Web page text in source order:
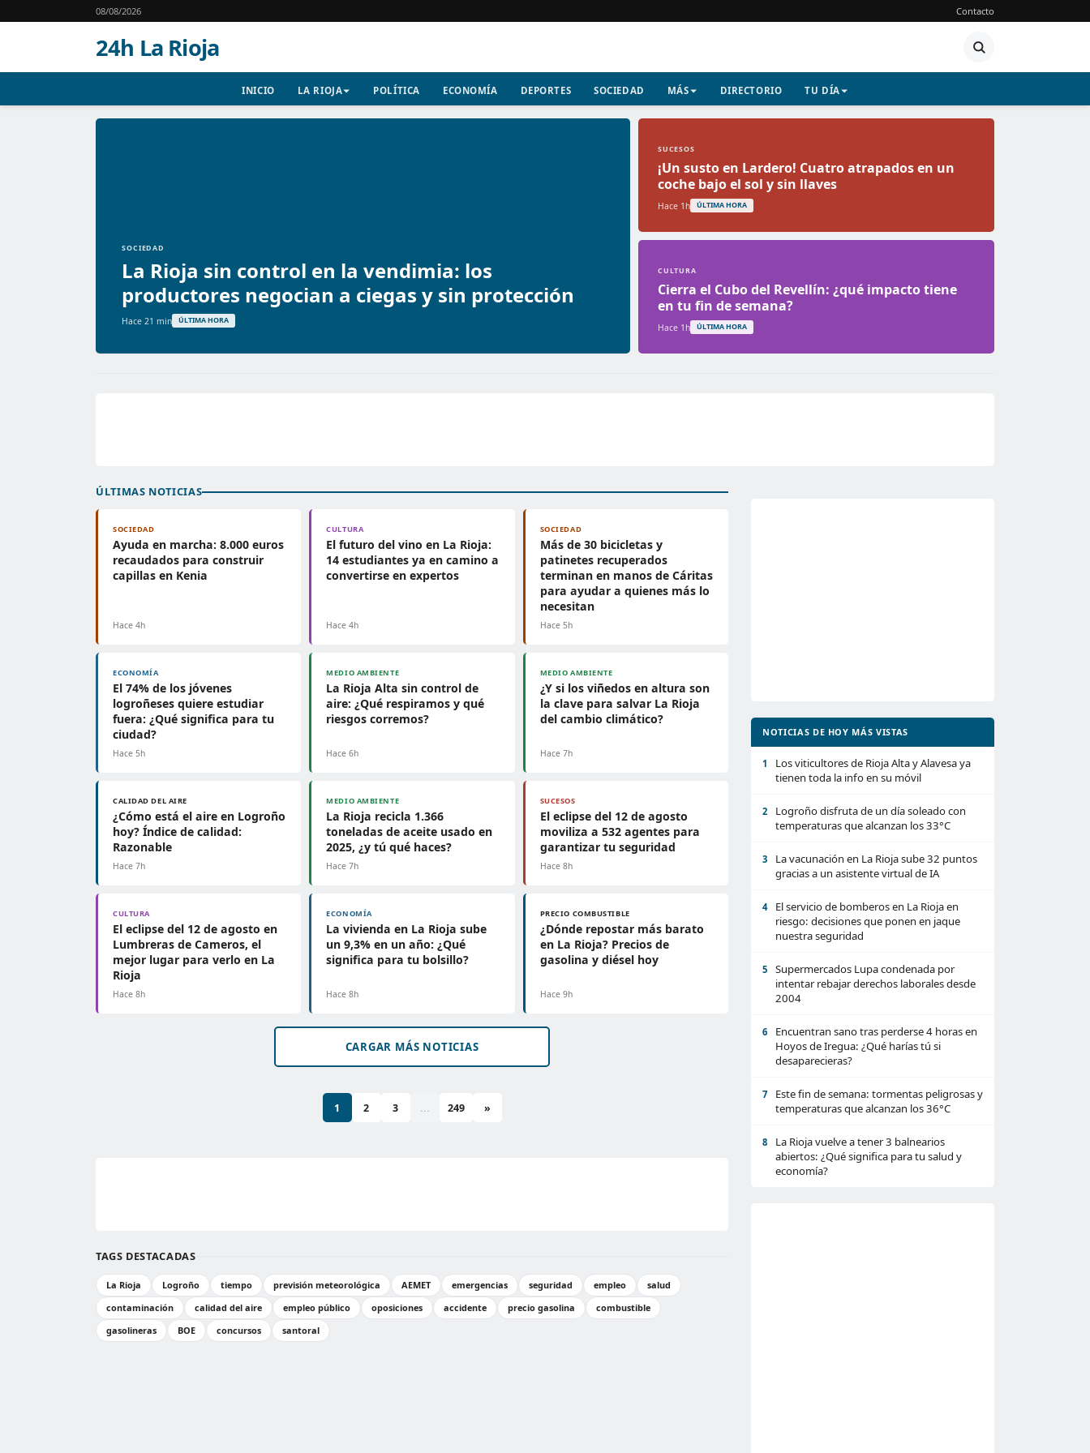
08/08/2026 Contacto
24h La Rioja
INICIO LA RIOJA POLÍTICA ECONOMÍA DEPORTES SOCIEDAD MÁS DIRECTORIO TU DÍA
SOCIEDAD
La Rioja sin control en la vendimia: los
productores negocian a ciegas y sin protección
Hace 21 min ÚLTIMA HORA
SUCESOS
¡Un susto en Lardero! Cuatro atrapados en un
coche bajo el sol y sin llaves
Hace 1h ÚLTIMA HORA
CULTURA
Cierra el Cubo del Revellín: ¿qué impacto tiene
en tu fin de semana?
Hace 1h ÚLTIMA HORA
ÚLTIMAS NOTICIAS
SOCIEDAD
Ayuda en marcha: 8.000 euros
recaudados para construir
capillas en Kenia
Hace 4h
CULTURA
El futuro del vino en La Rioja:
14 estudiantes ya en camino a
convertirse en expertos
Hace 4h
SOCIEDAD
Más de 30 bicicletas y
patinetes recuperados
terminan en manos de Cáritas
para ayudar a quienes más lo
necesitan
Hace 5h
ECONOMÍA
El 74% de los jóvenes
logroñeses quiere estudiar
fuera: ¿Qué significa para tu
ciudad?
Hace 5h
MEDIO AMBIENTE
La Rioja Alta sin control de
aire: ¿Qué respiramos y qué
riesgos corremos?
Hace 6h
MEDIO AMBIENTE
¿Y si los viñedos en altura son
la clave para salvar La Rioja
del cambio climático?
Hace 7h
CALIDAD DEL AIRE
¿Cómo está el aire en Logroño
hoy? Índice de calidad:
Razonable
Hace 7h
MEDIO AMBIENTE
La Rioja recicla 1.366
toneladas de aceite usado en
2025, ¿y tú qué haces?
Hace 7h
SUCESOS
El eclipse del 12 de agosto
moviliza a 532 agentes para
garantizar tu seguridad
Hace 8h
CULTURA
El eclipse del 12 de agosto en
Lumbreras de Cameros, el
mejor lugar para verlo en La
Rioja
Hace 8h
ECONOMÍA
La vivienda en La Rioja sube
un 9,3% en un año: ¿Qué
significa para tu bolsillo?
Hace 8h
PRECIO COMBUSTIBLE
¿Dónde repostar más barato
en La Rioja? Precios de
gasolina y diésel hoy
Hace 9h
CARGAR MÁS NOTICIAS
1 2 3 ... 249 »
TAGS DESTACADAS
La Rioja Logroño tiempo previsión meteorológica AEMET emergencias seguridad empleo
salud
contaminación
calidad del aire empleo público oposiciones accidente precio gasolina
combustible
gasolineras
BOE concursos santoral
NOTICIAS DE HOY MÁS VISTAS
1
Los viticultores de Rioja Alta y Alavesa ya
tienen toda la info en su móvil
2
Logroño disfruta de un día soleado con
temperaturas que alcanzan los 33°C
3
La vacunación en La Rioja sube 32 puntos
gracias a un asistente virtual de IA
4
El servicio de bomberos en La Rioja en
riesgo: decisiones que ponen en jaque
nuestra seguridad
5
Supermercados Lupa condenada por
intentar rebajar derechos laborales desde
2004
6
Encuentran sano tras perderse 4 horas en
Hoyos de Iregua: ¿Qué harías tú si
desaparecieras?
7
Este fin de semana: tormentas peligrosas y
temperaturas que alcanzan los 36°C
8
La Rioja vuelve a tener 3 balnearios
abiertos: ¿Qué significa para tu salud y
economía?